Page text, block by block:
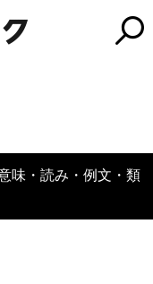
味・読み・例文・類